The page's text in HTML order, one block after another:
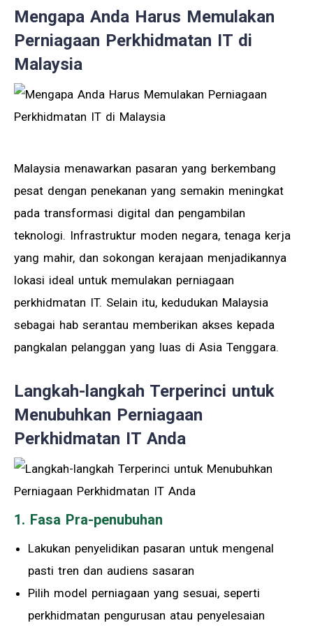
Mengapa Anda Harus Memulakan
Perniagaan Perkhidmatan IT di
Malaysia
Malaysia menawarkan pasaran yang berkembang
pesat dengan penekanan yang semakin meningkat
pada transformasi digital dan pengambilan
teknologi. Infrastruktur moden negara, tenaga kerja
yang mahir, dan sokongan kerajaan menjadikannya
lokasi ideal untuk memulakan perniagaan
perkhidmatan IT. Selain itu, kedudukan Malaysia
sebagai hab serantau memberikan akses kepada
pangkalan pelanggan yang luas di Asia Tenggara.
Langkah-langkah Terperinci untuk
Menubuhkan Perniagaan
Perkhidmatan IT Anda
1. Fasa Pra-penubuhan
Lakukan penyelidikan pasaran untuk mengenal
pasti tren dan audiens sasaran
Pilih model perniagaan yang sesuai, seperti
perkhidmatan pengurusan atau penyelesaian